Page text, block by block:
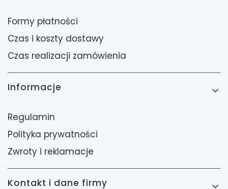
Formy płatności
Czas i koszty dostawy
Czas realizacji zamówienia
Informacje
Regulamin
Polityka prywatności
Zwroty i reklamacje
Kontakt i dane firmy